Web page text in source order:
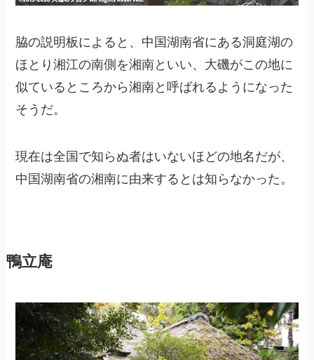
脇の説明板によると、中国湖南省にある洞庭湖の
ほとり湘江の南側を湘南といい、大磯がこの地に
似ているところから湘南と呼ばれるようになった
そうだ。
現在は全国で知らぬ者はいないほどの地名だが、
中国湖南省の湘南に由来するとは知らなかった。
鴨立庵